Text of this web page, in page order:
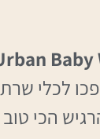
Baby
לכלי שרת
הכי